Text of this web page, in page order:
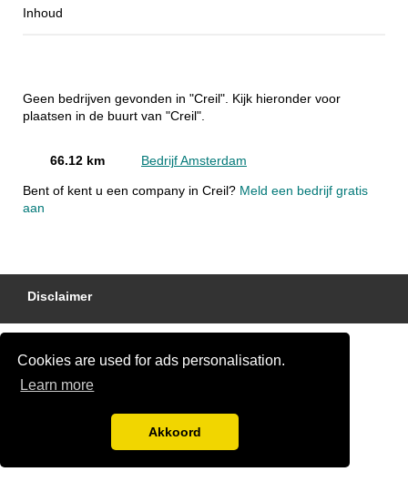
Cookies are used for ads personalisation.
Learn more
Akkoord
Inhoud
Geen bedrijven gevonden in "Creil". Kijk hieronder voor
plaatsen in de buurt van "Creil".
66.12 km Bedrijf Amsterdam
Bent of kent u een company in Creil? Meld een bedrijf gratis
aan
Disclaimer